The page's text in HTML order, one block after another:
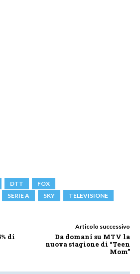
DTT
FOX
SERIE A SKY TELEVISIONE
di
Articolo successivo
Da domani su MTV la
nuova stagione di “Teen
Mom”